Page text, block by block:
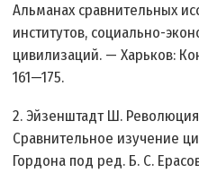
Альманах сравнительных
институтов, социально-
цивилизаций. — Харьков:
161—175.
2. Эйзенштадт Ш.
Сравнительное изучение
Гордона под ред. Б. С.